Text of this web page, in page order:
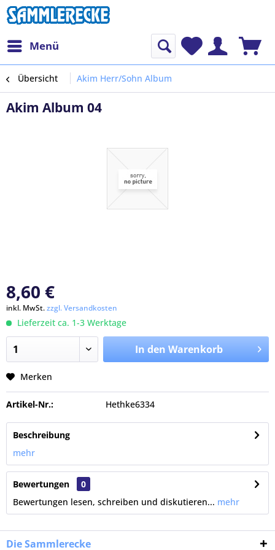
Menü
Übersicht Akim Herr/Sohn Album
Akim Album 04
8,60 €
inkl. MwSt.zzgl. Versandkosten
Lieferzeit ca. 1-3 Werktage
In den Warenkorb
Merken
Artikel-Nr.: Hethke6334
Beschreibung
mehr
Bewertungen
0
Bewertungen lesen, schreiben und diskutieren... mehr
Die Sammlerecke